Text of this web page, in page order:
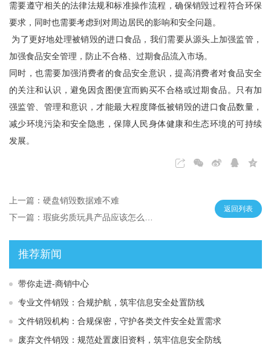
需要遵守相关的法律法规和标准操作流程，确保销毁过程符合环保
要求，同时也需要考虑到对周边居民的影响和安全问题。
为了更好地处理被销毁的进口食品，我们需要从源头上加强监管，
加强食品安全管理，防止不合格、过期食品流入市场。
同时，也需要加强消费者的食品安全意识，提高消费者对食品安全
的关注和认识，避免因贪图便宜而购买不合格或过期食品。只有加
强监管、管理和意识，才能最大程度降低被销毁的进口食品数量，
减少环境污染和安全隐患，保障人民身体健康和生态环境的可持续
发展。
上一篇：硬盘销毁数据难不难
返回列表
推荐新闻
带你走进-商销中心
专业文件销毁：合规护航，筑牢信息安全处置防线
文件销毁机构：合规保密，守护各类文件安全处置需求
废弃文件销毁：规范处置废旧资料，筑牢信息安全防线